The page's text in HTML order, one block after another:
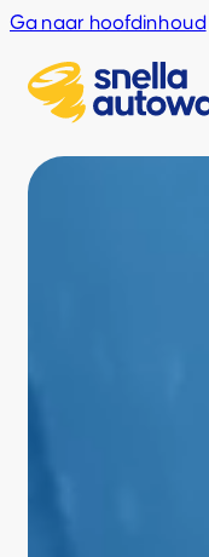
Ga naar hoofdinhoud